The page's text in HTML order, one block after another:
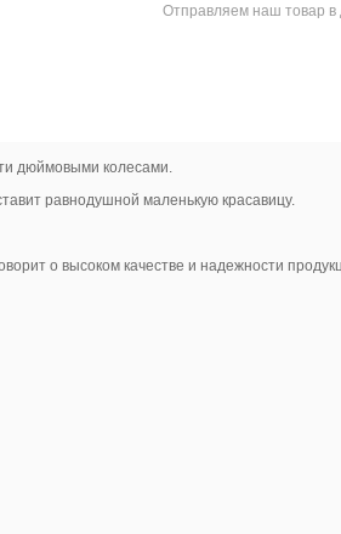
Отправляем наш товар в
дюймовыми колесами.
равнодушной маленькую красавицу.
о высоком качестве и надежности